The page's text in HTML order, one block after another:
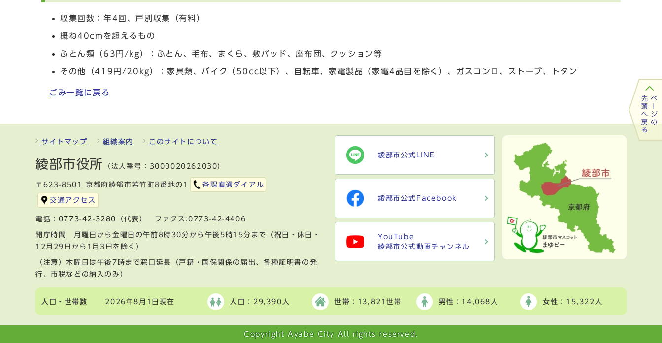
収集回数：年4回、戸別収集（有料）
概ね40cmを超えるもの
ふとん類（63円/kg）：ふとん、毛布、まくら、敷パッド、座布団、クッション等
その他（419円/20kg）：家具類、バイク（50cc以下）、自転車、家電製品（家電4品目を除く）、ガスコンロ、ストーブ、トタン
ごみ一覧に戻る
サイトマップ 組織案内 このサイトについて
綾部市役所 （法人番号：3000020262030）
〒623-8501 京都府綾部市若竹町8番地の1 各課直通ダイアル
交通アクセス
電話： 0773-42-3280 （代表） ファクス:0773-42-4406
開庁時間 月曜日から金曜日の午前8時30分から午後5時15分まで（祝日・休日・
12月29日から1月3日を除く）
（注意）木曜日は午後7時まで窓口延長（戸籍・国保関係の届出、各種証明書の発
行、市税などの納入のみ）
綾部市公式LINE
綾部市公式Facebook
YouTube
綾部市公式動画チャンネル
人口・世帯数 2026年8月1日現在 人口 ：29,390人 世帯 ：13,821世帯 男性 ：14,068人 女性 ：15,322人
Copyright Ayabe City All rights reserved.